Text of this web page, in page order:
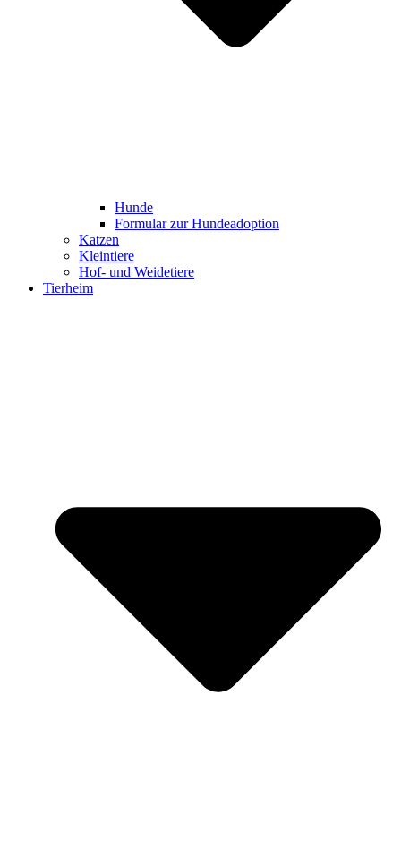
Hunde
Formular zur Hundeadoption
Katzen
Kleintiere
Hof- und Weidetiere
Tierheim